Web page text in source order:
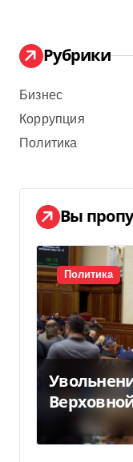
Рубрики
Бизнес
Коррупция
Политика
Вы
Политика
исчез 71
депутат